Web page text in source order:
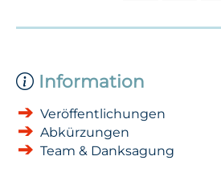
Information
Veröffentlichungen
Abkürzungen
Team & Danksagung